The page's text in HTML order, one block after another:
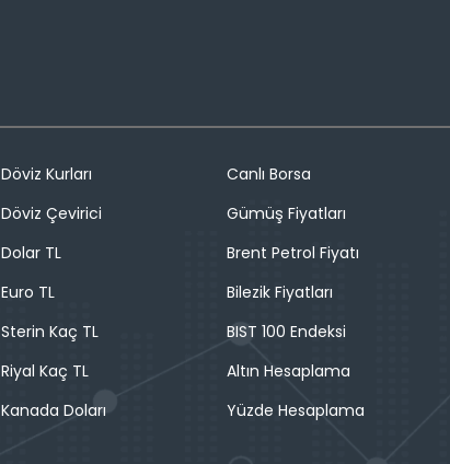
Döviz Kurları
Döviz Çevirici
Dolar TL
Euro TL
Sterin Kaç TL
Riyal Kaç TL
Kanada Doları
Canlı Borsa
Gümüş Fiyatları
Brent Petrol Fiyatı
Bilezik Fiyatları
BIST 100 Endeksi
Altın Hesaplama
Yüzde Hesaplama